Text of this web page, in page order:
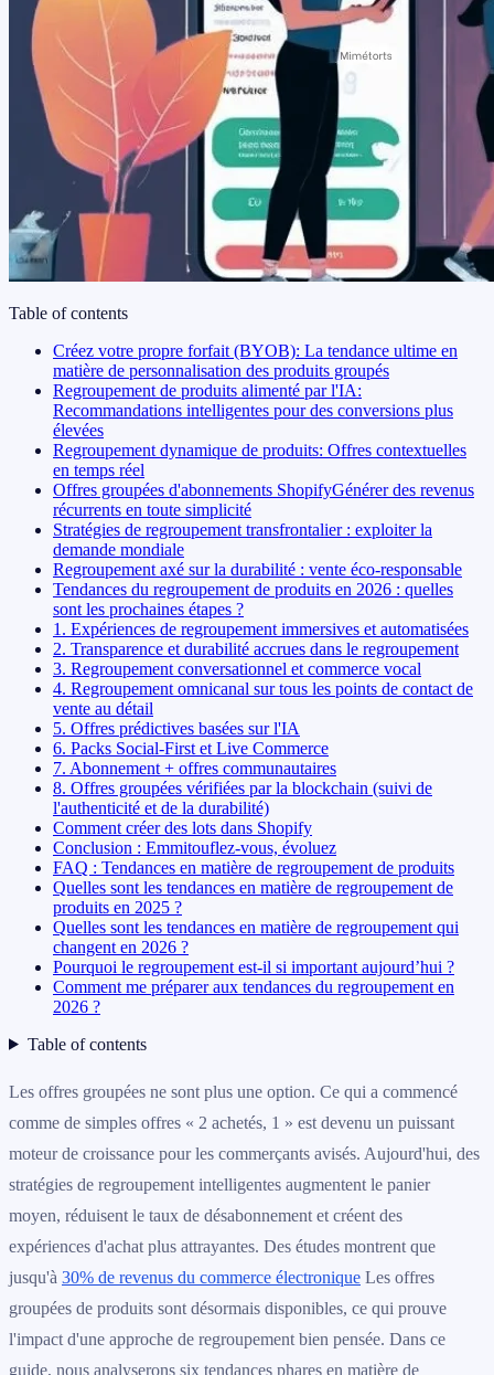
Table of contents
Créez votre propre forfait (BYOB): La tendance ultime en
matière de personnalisation des produits groupés
Regroupement de produits alimenté par l'IA:
Recommandations intelligentes pour des conversions plus
élevées
Regroupement dynamique de produits: Offres contextuelles
en temps réel
Offres groupées d'abonnements ShopifyGénérer des revenus
récurrents en toute simplicité
Stratégies de regroupement transfrontalier : exploiter la
demande mondiale
Regroupement axé sur la durabilité : vente éco-responsable
Tendances du regroupement de produits en 2026 : quelles
sont les prochaines étapes ?
1. Expériences de regroupement immersives et automatisées
2. Transparence et durabilité accrues dans le regroupement
3. Regroupement conversationnel et commerce vocal
4. Regroupement omnicanal sur tous les points de contact de
vente au détail
5. Offres prédictives basées sur l'IA
6. Packs Social-First et Live Commerce
7. Abonnement + offres communautaires
8. Offres groupées vérifiées par la blockchain (suivi de
l'authenticité et de la durabilité)
Comment créer des lots dans Shopify
Conclusion : Emmitouflez-vous, évoluez
FAQ : Tendances en matière de regroupement de produits
Quelles sont les tendances en matière de regroupement de
produits en 2025 ?
Quelles sont les tendances en matière de regroupement qui
changent en 2026 ?
Pourquoi le regroupement est-il si important aujourd’hui ?
Comment me préparer aux tendances du regroupement en
2026 ?
Table of contents
Les offres groupées ne sont plus une option. Ce qui a commencé
comme de simples offres « 2 achetés, 1 » est devenu un puissant
moteur de croissance pour les commerçants avisés. Aujourd'hui, des
stratégies de regroupement intelligentes augmentent le panier
moyen, réduisent le taux de désabonnement et créent des
expériences d'achat plus attrayantes. Des études montrent que
jusqu'à 30% de revenus du commerce électronique Les offres
groupées de produits sont désormais disponibles, ce qui prouve
l'impact d'une approche de regroupement bien pensée. Dans ce
guide, nous analyserons six tendances phares en matière de